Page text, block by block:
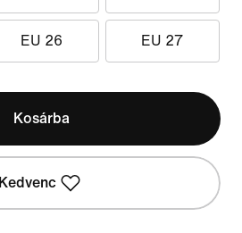
EU 26 EU 27
Kosárba
Kedvenc